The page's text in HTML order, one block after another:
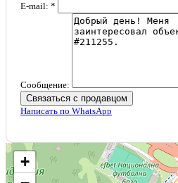
E-mail: *
Сообщение:
Связаться с продавцом
Написать по WhatsApp
+